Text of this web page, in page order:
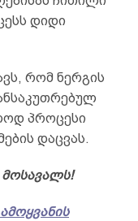
დიდი
რომ ნერგის
პროცესი
დაცვას.
მოსავალს!